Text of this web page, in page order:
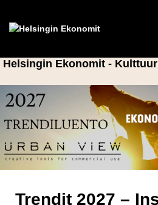
Helsingin Ekonomit -
Trendit 2027 –